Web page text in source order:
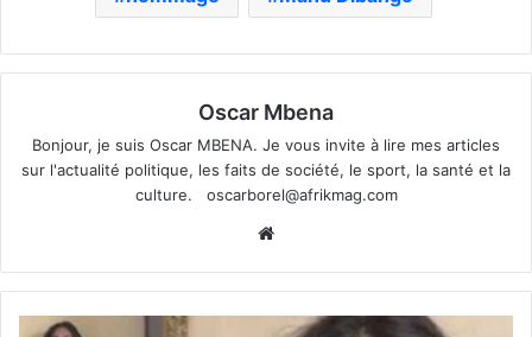
Oscar Mbena
Bonjour, je suis Oscar MBENA. Je vous invite à lire mes articles
sur l'actualité politique, les faits de société, le sport, la santé et la
culture. oscarborel@afrikmag.com